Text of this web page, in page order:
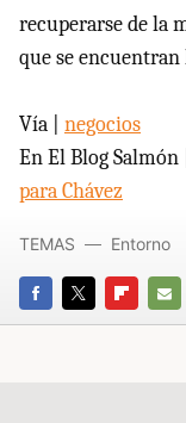
recuperarse de la
que se encuentran
Vía | negocios
En El Blog Salmón |
para Chávez
FACEBOOK
TWITTER
E-
TEMAS Entorno